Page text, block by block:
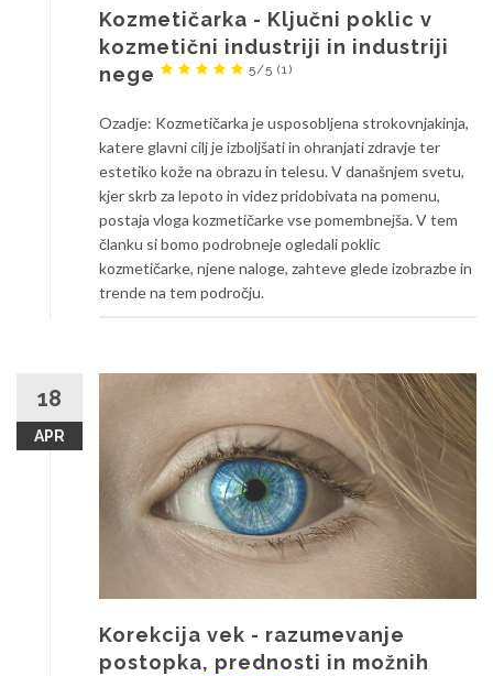
Kozmetičarka - Ključni poklic v
kozmetični industriji in industriji
nege
5/5 (1)
Ozadje: Kozmetičarka je usposobljena strokovnjakinja,
katere glavni cilj je izboljšati in ohranjati zdravje ter
estetiko kože na obrazu in telesu. V današnjem svetu,
kjer skrb za lepoto in videz pridobivata na pomenu,
postaja vloga kozmetičarke vse pomembnejša. V tem
članku si bomo podrobneje ogledali poklic
kozmetičarke, njene naloge, zahteve glede izobrazbe in
trende na tem področju.
18
APR
Korekcija vek - razumevanje
postopka, prednosti in možnih